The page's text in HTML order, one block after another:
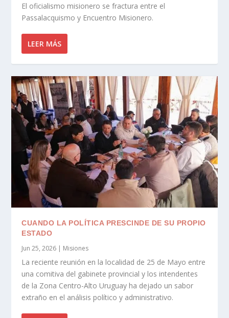
El oficialismo misionero se fractura entre el
Passalacquismo y Encuentro Misionero.
LEER MÁS
CUANDO LA POLÍTICA PRESCINDE DE SU PROPIO
ESTADO
Jun 25, 2026 | Misiones
La reciente reunión en la localidad de 25 de Mayo entre
una comitiva del gabinete provincial y los intendentes
de la Zona Centro-Alto Uruguay ha dejado un sabor
extraño en el análisis político y administrativo.